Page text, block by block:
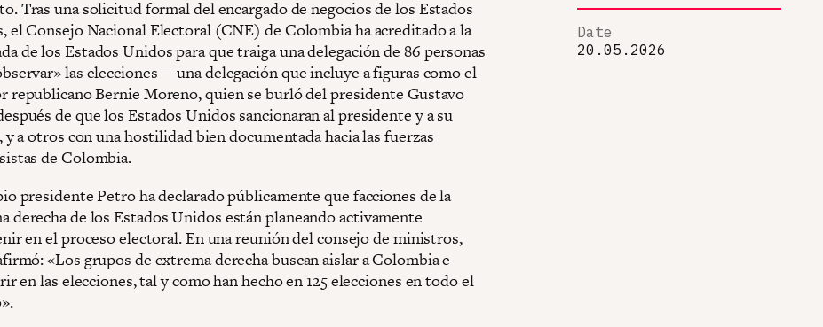
Tras una solicitud formal del encargado de negocios de los Estados
el Consejo Nacional Electoral (CNE) de Colombia ha acreditado a la
de los Estados Unidos para que traiga una delegación de 86 personas
las elecciones —una delegación que incluye a figuras como el
republicano Bernie Moreno, quien se burló del presidente Gustavo
de que los Estados Unidos sancionaran al presidente y a su
y a otros con una hostilidad bien documentada hacia las fuerzas
de Colombia.
presidente Petro ha declarado públicamente que facciones de la
derecha de los Estados Unidos están planeando activamente
en el proceso electoral. En una reunión del consejo de ministros,
«Los grupos de extrema derecha buscan aislar a Colombia e
en las elecciones, tal y como han hecho en 125 elecciones en todo el
Date
20.05.2026